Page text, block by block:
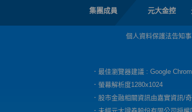
集團成員 元大金控
個人資料保護法告知
．最佳瀏覽器建議 : Google
．螢幕解析度1280x1024
．股市金融相關資訊由嘉實資訊/